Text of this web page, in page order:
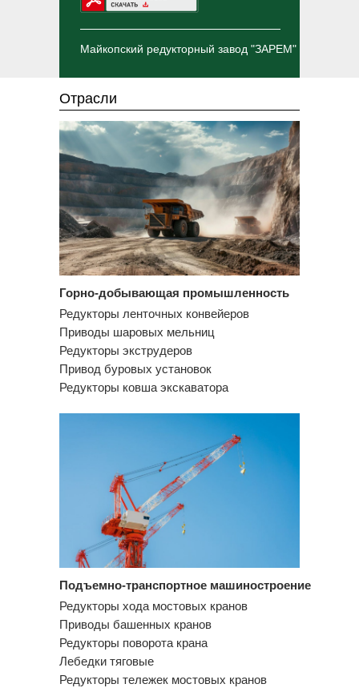
Майкопский редукторный завод "ЗАРЕМ"
Редукторы ленточных конвейеров
Приводы шаровых мельниц
Редукторы экструдеров
Привод буровых установок
Редукторы ковша экскаватора
Горно-добывающая промышленность
Подъемно-транспортное машиностроение
Редукторы хода мостовых кранов
Приводы башенных кранов
Редукторы поворота крана
Лебедки тяговые
Редукторы тележек мостовых кранов
Отрасли